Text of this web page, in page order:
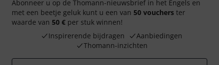
Abonneer u op de Thomann-nieuwsbrief in het Engels en
met een beetje geluk kunt u een van 50 vouchers ter
waarde van 50 € per stuk winnen!
Inspirerende bijdragen
Aanbiedingen
Thomann-inzichten